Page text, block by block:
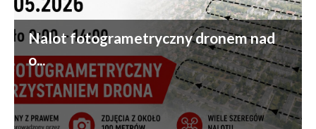
Nalot fotogrametryczny dronem nad
o...